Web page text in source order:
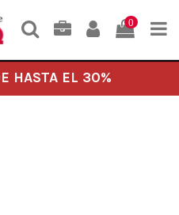
0
HASTA EL 30%